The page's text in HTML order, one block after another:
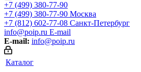
+7 (499) 380-77-90
+7 (499) 380-77-90 Москва
+7 (812) 602-77-08 Санкт-Петербург
info@poip.ru E-mail
E-mail: info@poip.ru
Каталог